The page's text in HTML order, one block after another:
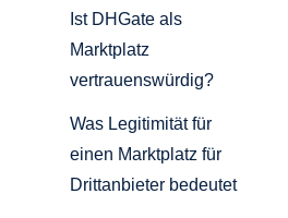
Ist DHGate als
Marktplatz
vertrauenswürdig?
Was Legitimität für
einen Marktplatz für
Drittanbieter bedeutet